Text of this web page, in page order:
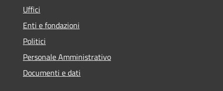
Uffici
Enti e fondazioni
Politici
Personale Amministrativo
Documenti e dati